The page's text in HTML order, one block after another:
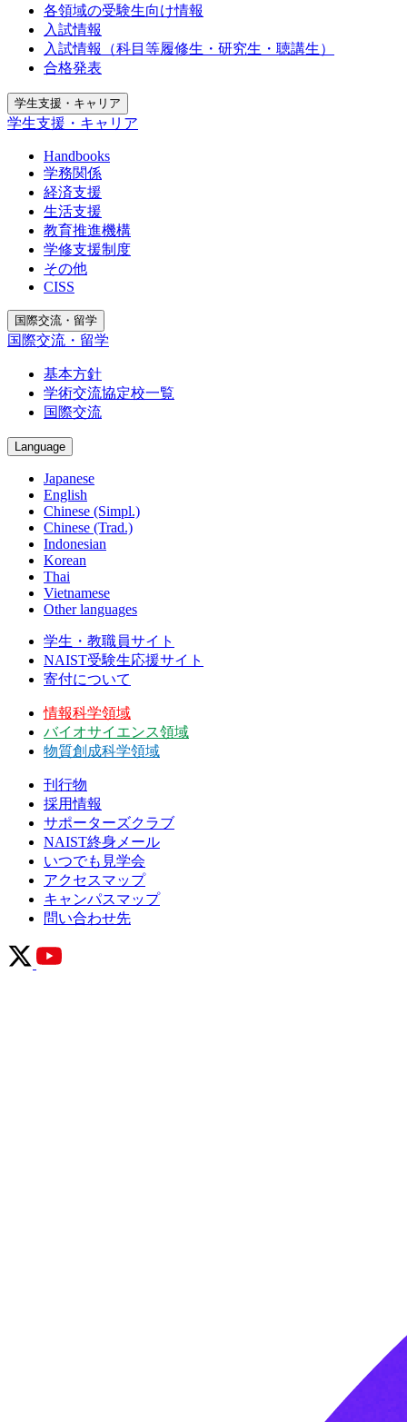
各領域の受験生向け情報
入試情報
入試情報（科目等履修生・研究生・聴講生）
合格発表
学生支援・キャリア
学生支援・キャリア
Handbooks
学務関係
経済支援
生活支援
教育推進機構
学修支援制度
その他
CISS
国際交流・留学
国際交流・留学
基本方針
学術交流協定校一覧
国際交流
Language
Japanese
English
Chinese (Simpl.)
Chinese (Trad.)
Indonesian
Korean
Thai
Vietnamese
Other languages
学生・教職員サイト
NAIST受験生応援サイト
寄付について
情報科学領域
バイオサイエンス領域
物質創成科学領域
刊行物
採用情報
サポーターズクラブ
NAIST終身メール
いつでも見学会
アクセスマップ
キャンパスマップ
問い合わせ先